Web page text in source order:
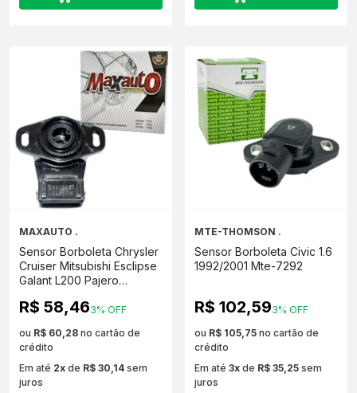
MAXAUTO .
Sensor Borboleta Chrysler
Cruiser Mitsubishi Esclipse
Galant L200 Pajero
R$ 58,463% OFF
ou R$ 60,28 no cartão de
crédito
Em até 2x de R$ 30,14 sem
juros
MTE-THOMSON .
Sensor Borboleta Civic 1.6
1992/2001 Mte-7292
R$ 102,593% OFF
ou R$ 105,75 no cartão de
crédito
Em até 3x de R$ 35,25 sem
juros